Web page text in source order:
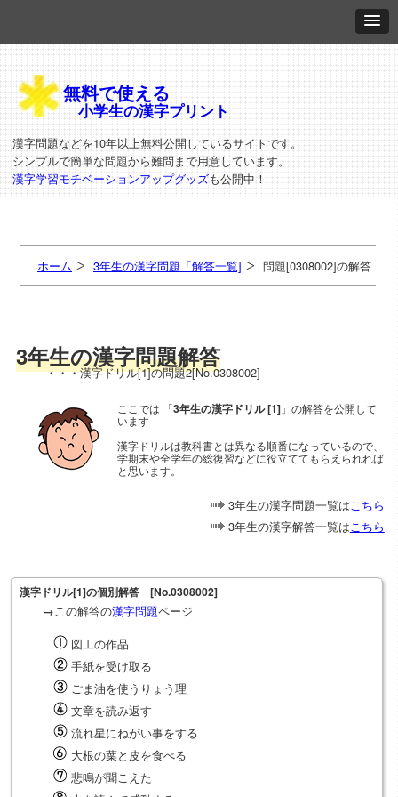
無料で使える
小学生の漢字プリント
漢字問題などを10年以上無料公開しているサイトです。
シンプルで簡単な問題から難問まで用意しています。
漢字学習モチベーションアップグッズも公開中！
ホーム 3年生の漢字問題「解答一覧] 問題[0308002]の解答
3年生の漢字問題解答
・・・漢字ドリル[1]の問題2[No.0308002]
ここでは 「3年生の漢字ドリル [1] 」の解答を公開して
います
漢字ドリルは教科書とは異なる順番になっているので、
学期末や全学年の総復習などに役立ててもらえられれば
と思います。
3年生の漢字問題一覧は こちら
3年生の漢字解答一覧は こちら
漢字ドリル[1]の個別解答 [No.0308002]
→ この解答の漢字問題ページ
図工の作品
手紙を受け取る
ごま油を使うりょう理
文章を読み返す
流れ星にねがい事をする
大根の葉と皮を食べる
悲鳴が聞こえた